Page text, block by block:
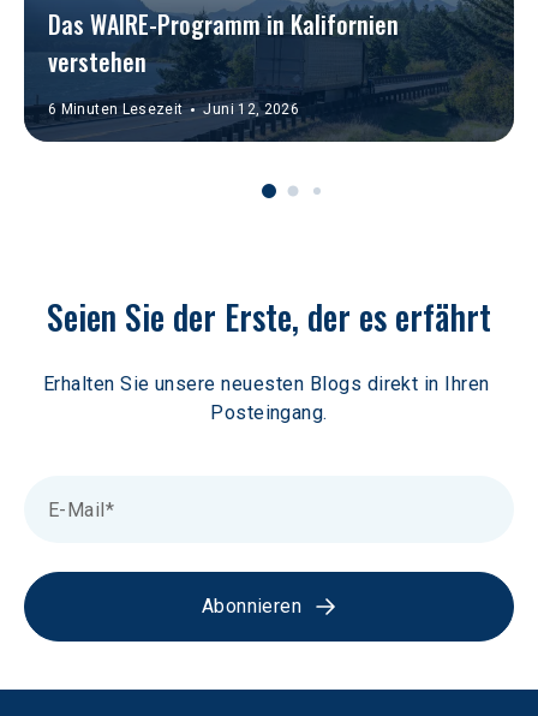
Das WAIRE-Programm in Kalifornien
verstehen
6 Minuten Lesezeit Juni 12, 2026
Seien Sie der Erste, der es erfährt
Erhalten Sie unsere neuesten Blogs direkt in Ihren
Posteingang.
Abonnieren